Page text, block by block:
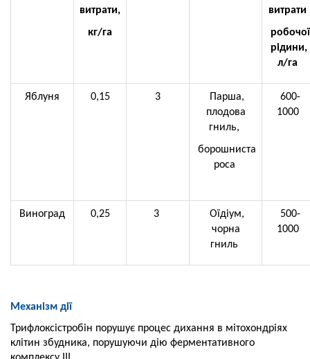
витрати,
кг/га
витрати
робочої
рідини,
л/га
Яблуня 0,15 3
Парша,
плодова
гниль,
борошниста
роса
600-
1000
Виноград 0,25 3
Оїдіум,
чорна
гниль
500-
1000
Механізм дії
Трифлоксістробін порушує процес дихання в мітохондріях
клітин збудника, порушуючи дію ферментативного